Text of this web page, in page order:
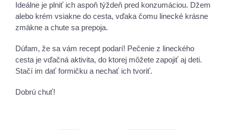
Ideálne je plniť ich aspoň týždeň pred konzumáciou. Džem
alebo krém vsiakne do cesta, vďaka čomu linecké krásne
zmäkne a chute sa prepoja.
Dúfam, že sa vám recept podarí! Pečenie z lineckého
cesta je vďačná aktivita, do ktorej môžete zapojiť aj deti.
Stačí im dať formičku a nechať ich tvoriť.
Dobrú chuť!